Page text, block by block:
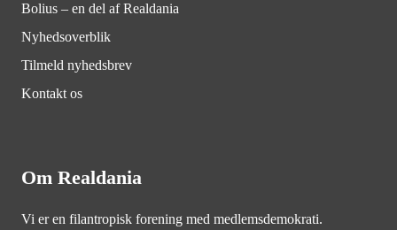
Bolius – en del af Realdania
Nyhedsoverblik
Tilmeld nyhedsbrev
Kontakt os
Om Realdania
Vi er en filantropisk forening med medlemsdemokrati.